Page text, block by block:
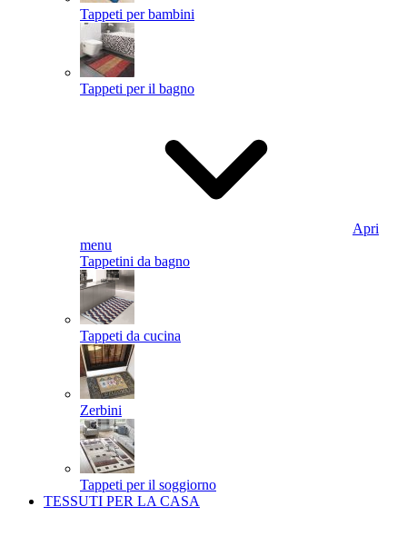
Tappeti per bambini
Tappeti per il bagno
Apri
menu
Tappetini da bagno
Tappeti da cucina
Zerbini
Tappeti per il soggiorno
TESSUTI PER LA CASA